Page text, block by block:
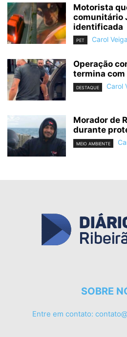
Motorista
comunitário
identificada
PET Carol Veiga
Operação
termina
DESTAQUE Carol
Morador de
durante
MEIO AMBIENTE
SOBRE
Entre em contato: